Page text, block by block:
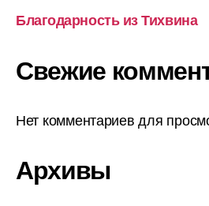
Благодарность из Тихвина
Свежие
Нет комментариев для
Архивы